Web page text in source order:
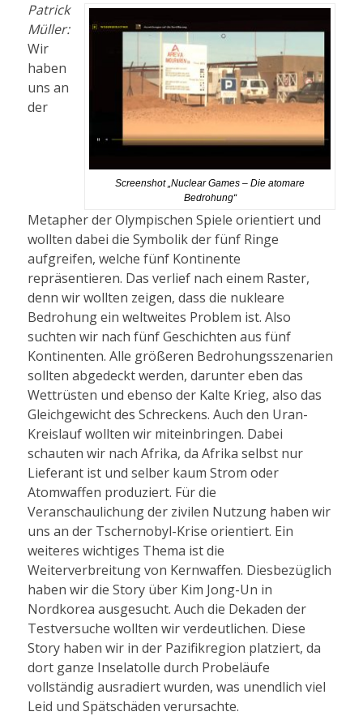
Screenshot „Nuclear Games – Die atomare
Bedrohung“
Patrick
Müller:
Wir
haben
uns an
der
Metapher der Olympischen Spiele orientiert und
wollten dabei die Symbolik der fünf Ringe
aufgreifen, welche fünf Kontinente
repräsentieren. Das verlief nach einem Raster,
denn wir wollten zeigen, dass die nukleare
Bedrohung ein weltweites Problem ist. Also
suchten wir nach fünf Geschichten aus fünf
Kontinenten. Alle größeren Bedrohungsszenarien
sollten abgedeckt werden, darunter eben das
Wettrüsten und ebenso der Kalte Krieg, also das
Gleichgewicht des Schreckens. Auch den Uran-
Kreislauf wollten wir miteinbringen. Dabei
schauten wir nach Afrika, da Afrika selbst nur
Lieferant ist und selber kaum Strom oder
Atomwaffen produziert. Für die
Veranschaulichung der zivilen Nutzung haben wir
uns an der Tschernobyl-Krise orientiert. Ein
weiteres wichtiges Thema ist die
Weiterverbreitung von Kernwaffen. Diesbezüglich
haben wir die Story über Kim Jong-Un in
Nordkorea ausgesucht. Auch die Dekaden der
Testversuche wollten wir verdeutlichen. Diese
Story haben wir in der Pazifikregion platziert, da
dort ganze Inselatolle durch Probeläufe
vollständig ausradiert wurden, was unendlich viel
Leid und Spätschäden verursachte.